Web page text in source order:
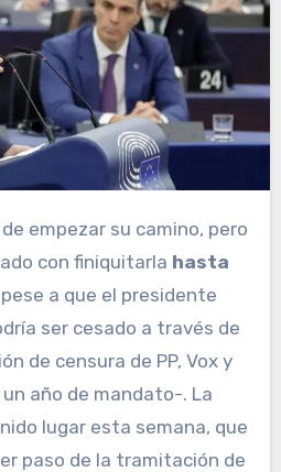
con finiquitarla hasta
a que el presidente
ser cesado a través de
de censura de PP, Vox y
año de mandato-. La
lugar esta semana, que
paso de la tramitación de